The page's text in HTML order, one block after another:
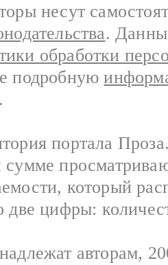
несут
.
обработки
подробную
портала
который
две цифры:
авторам,